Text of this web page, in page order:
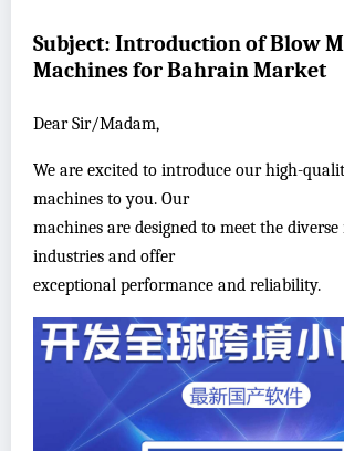
Subject: Introduction of Blow
Machines for Bahrain Market
Dear Sir/Madam,
We are excited to introduce our high-
machines to you. Our
machines are designed to meet the
industries and offer
exceptional performance and reliability.